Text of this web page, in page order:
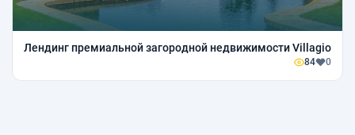
Лендинг премиальной загородной недвижимости Villagio
84 0